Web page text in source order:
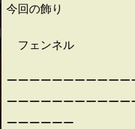
今回の飾り
フェンネル
ーーーーーーーーーー
ーーーーーーーーーー
ーーーーーー